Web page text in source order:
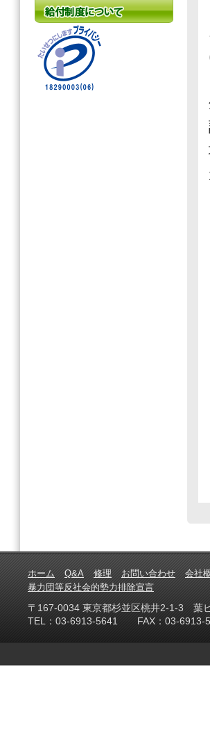
ホーム Q&A 修理 お問い合わせ 会社
暴力団等反社会的勢力排除宣言
〒167-0034 東京都杉並区桃井2-1-3 葉
TEL：03-6913-5641 FAX：03-